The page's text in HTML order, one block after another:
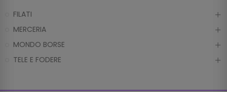
FILATI
MERCERIA
MONDO BORSE
TELE E FODERE